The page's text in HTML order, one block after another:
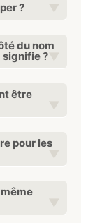
?
du nom
signifie ?
être
pour les